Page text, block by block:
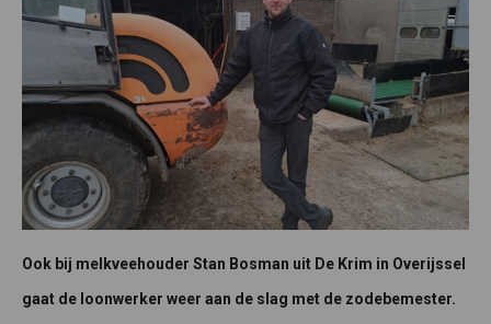
Ook bij melkveehouder Stan Bosman uit De Krim in Overijssel
gaat de loonwerker weer aan de slag met de zodebemester.